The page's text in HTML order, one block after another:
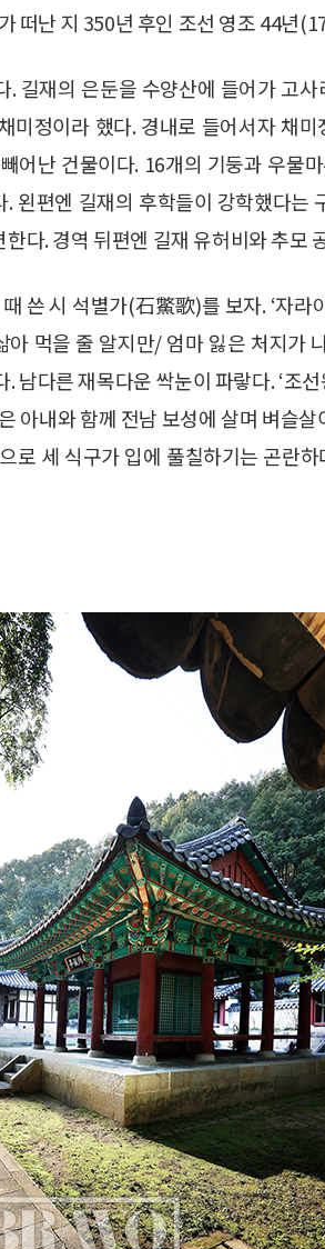
떠난 지 350년 후인 조선 영조 44년
. 길재의 은둔을 수양산에 들어가 고
미정이라 했다. 경내로 들어서자 채미
어난 건물이다. 16개의 기둥과 우물
왼편엔 길재의 후학들이 강학했다는
다. 경역 뒤편엔 길재 유허비와 추모
쓴 시 석별가(石鱉歌)를 보자. ‘자라
먹을 줄 알지만/ 엄마 잃은 처지가
남다른 재목다운 싹눈이 파랗다. ‘조
아내와 함께 전남 보성에 살며 벼슬살
로 세 식구가 입에 풀칠하기는 곤란